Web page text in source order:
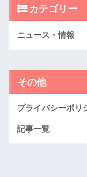
カテゴリー
ニュース・情報
その他
プライバシーポリ
記事一覧